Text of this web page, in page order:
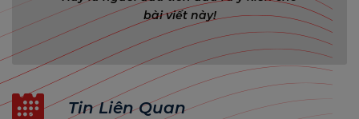
bài viết này!
Tin Liên Quan